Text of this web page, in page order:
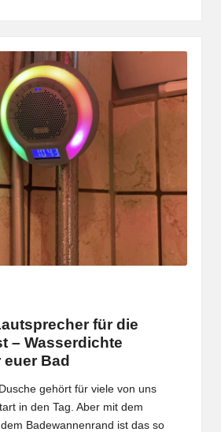
für die
– Wasserdichte
Bad
gehört für viele von uns
in den Tag. Aber mit dem
Badewannenrand ist das so